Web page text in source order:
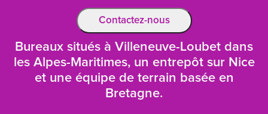
Contactez-nous
Bureaux situés à Villeneuve-Loubet dans
les Alpes-Maritimes, un entrepôt sur Nice
et une équipe de terrain basée en
Bretagne.